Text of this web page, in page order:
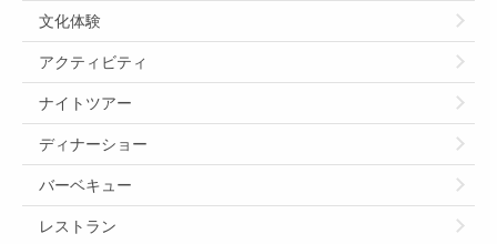
文化体験
アクティビティ
ナイトツアー
ディナーショー
バーベキュー
レストラン